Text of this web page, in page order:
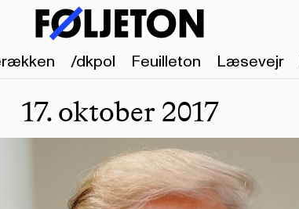
/dkpol Feuilleton Læsevejr
17. oktober 2017